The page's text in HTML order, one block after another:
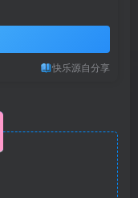
快乐源自分享